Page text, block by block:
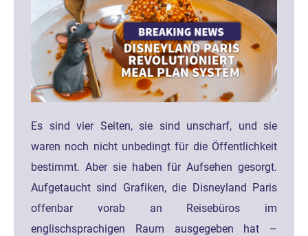
Es sind vier Seiten, sie sind unscharf, und sie
waren noch nicht unbedingt für die Öffentlichkeit
bestimmt. Aber sie haben für Aufsehen gesorgt.
Aufgetaucht sind Grafiken, die Disneyland Paris
offenbar vorab an Reisebüros im
englischsprachigen Raum ausgegeben hat –